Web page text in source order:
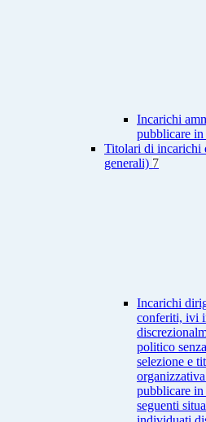
Incarichi
pubblicare in
Titolari di incarichi
generali) 7
Incarichi
conferiti, ivi
politico
selezione e
pubblicare
seguenti